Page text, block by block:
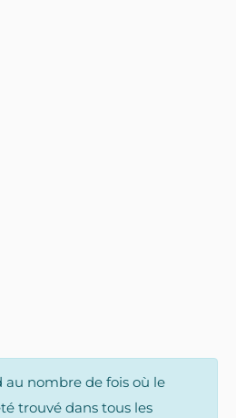
au nombre de fois où le
trouvé dans tous les